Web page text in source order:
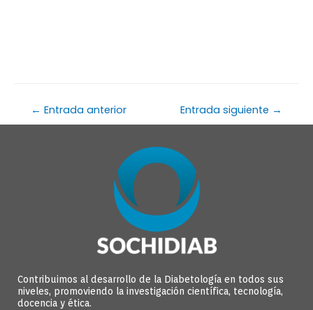
← Entrada anterior Entrada siguiente →
Contribuimos al desarrollo de la Diabetología en todos sus
niveles, promoviendo la investigación científica, tecnología,
docencia y ética.